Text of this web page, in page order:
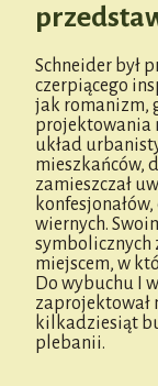
Schneider był
czerpiącego
jak romanizm,
projektowania
układ
mieszkańców,
zamieszczał
wiernych.
symbolicznych
miejscem, w
Do wybuchu I
zaprojektował
kilkadziesiąt
plebanii.